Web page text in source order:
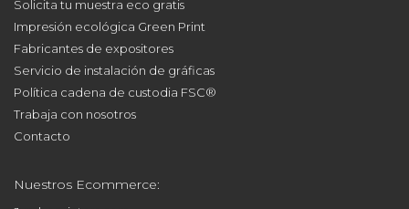
Solicita tu muestra eco gratis
Impresión ecológica Green Print
Fabricantes de expositores
Servicio de instalación de gráficas
Política cadena de custodia FSC®
Trabaja con nosotros
Contacto
Nuestros Ecommerce: